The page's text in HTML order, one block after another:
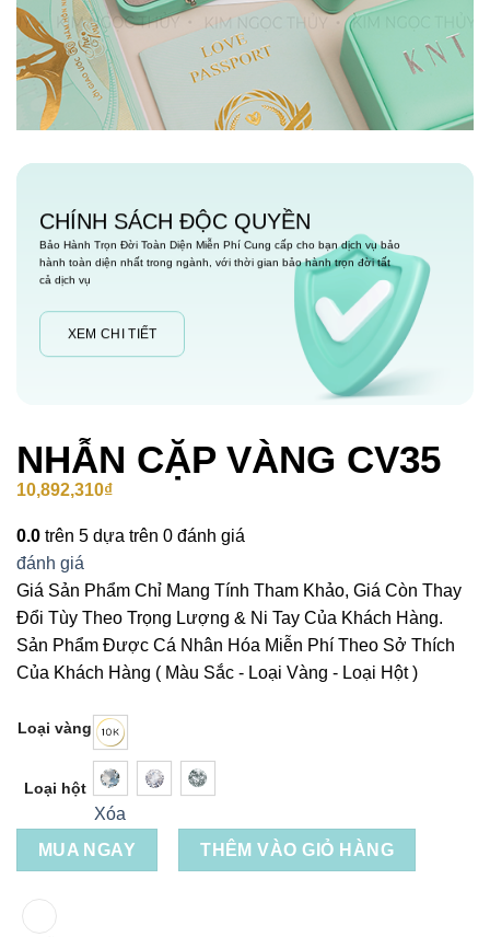
CHÍNH SÁCH ĐỘC QUYỀN
Bảo Hành Trọn Đời Toàn Diện Miễn Phí Cung cấp cho bạn dịch vụ bảo
hành toàn diện nhất trong ngành, với thời gian bảo hành trọn đời tất
cả dịch vụ
XEM CHI TIẾT
NHẪN CẶP VÀNG CV35
10,892,310₫
0.0 trên 5 dựa trên 0 đánh giá
đánh giá
Giá Sản Phẩm Chỉ Mang Tính Tham Khảo, Giá Còn Thay
Đổi Tùy Theo Trọng Lượng & Ni Tay Của Khách Hàng.
Sản Phẩm Được Cá Nhân Hóa Miễn Phí Theo Sở Thích
Của Khách Hàng ( Màu Sắc - Loại Vàng - Loại Hột )
Loại vàng
Loại hột
Xóa
MUA NGAY
THÊM VÀO GIỎ HÀNG